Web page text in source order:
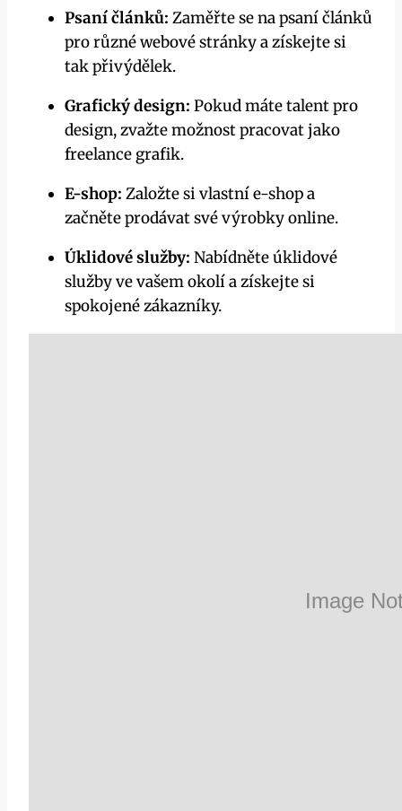
Psaní článků: Zaměřte se na psaní článků
pro různé webové stránky a získejte si
tak přivýdělek.
Grafický design: Pokud máte talent pro
design, zvažte možnost pracovat jako
freelance grafik.
E-shop: Založte si vlastní e-shop a
začněte prodávat své výrobky online.
Úklidové služby: Nabídněte úklidové
služby ve vašem okolí a získejte si
spokojené zákazníky.